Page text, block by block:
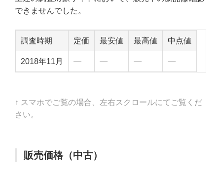
できませんでした。
調査時期 定価 最安値 最高値 中点値
2018年11月 — — — —
↑ スマホでご覧の場合、左右スクロールにてご覧くだ
さい。
販売価格（中古）